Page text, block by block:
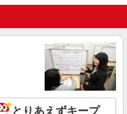
ー
【アルバイト・パート】
制度：あり 年1回の評価
す。 ※アルバイト賞与（寸
年数により金額UP。
野田市木間ケ瀬3121）
とりあえずキープ